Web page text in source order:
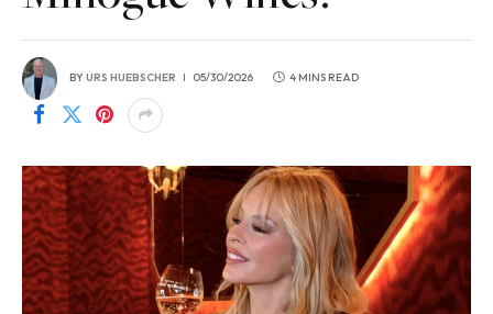
BYURS HUEBSCHER 05/30/2026 4 MINS READ